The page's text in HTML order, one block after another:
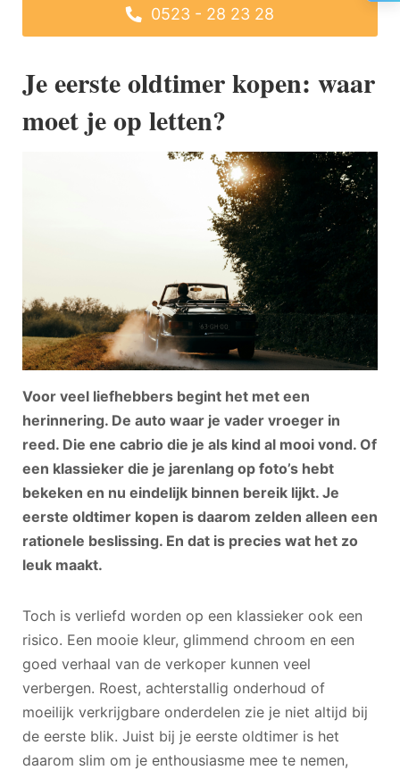
0523 - 28 23 28
Je eerste oldtimer kopen: waar
moet je op letten?
Voor veel liefhebbers begint het met een
herinnering. De auto waar je vader vroeger in
reed. Die ene cabrio die je als kind al mooi vond. Of
een klassieker die je jarenlang op foto’s hebt
bekeken en nu eindelijk binnen bereik lijkt. Je
eerste oldtimer kopen is daarom zelden alleen een
rationele beslissing. En dat is precies wat het zo
leuk maakt.
Toch is verliefd worden op een klassieker ook een
risico. Een mooie kleur, glimmend chroom en een
goed verhaal van de verkoper kunnen veel
verbergen. Roest, achterstallig onderhoud of
moeilijk verkrijgbare onderdelen zie je niet altijd bij
de eerste blik. Juist bij je eerste oldtimer is het
daarom slim om je enthousiasme mee te nemen,